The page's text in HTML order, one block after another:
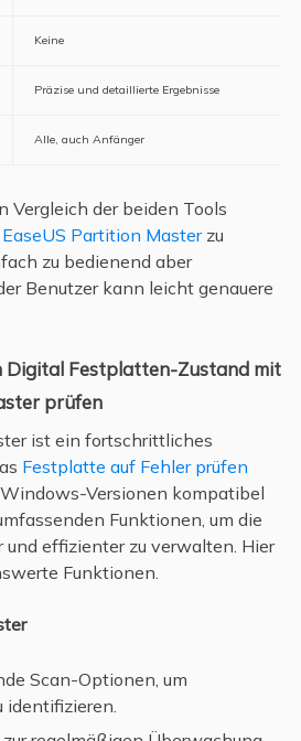
Keine
Präzise und detaillierte Ergebnisse
Alle, auch Anfänger
Vergleich der beiden Tools
EaseUS Partition Masterzu
zu bedienend aber
Benutzer kann leicht genauere
Digital Festplatten-Zustand mit
prüfen
ist ein fortschrittliches
Festplatte auf Fehler prüfen
Versionen kompatibel
Funktionen, um die
effizienter zu verwalten. Hier
Funktionen.
Scan-Optionen, um